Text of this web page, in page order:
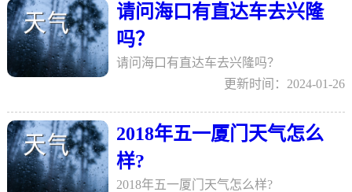
请问海口有直达车去兴隆
吗？
请问海口有直达车去兴隆吗？
更新时间：2024-01-26
2018年五一厦门天气怎么
样?
2018年五一厦门天气怎么样?